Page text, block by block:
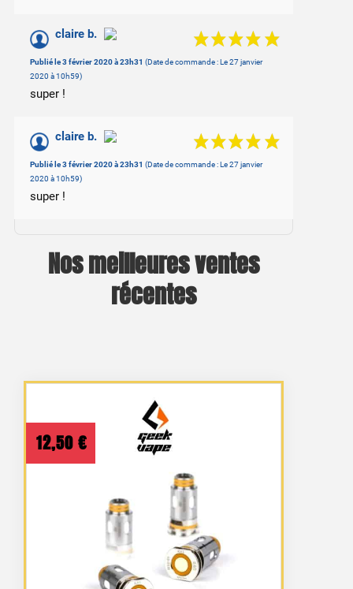
claire b.
Publié le 3 février 2020 à 23h31 (Date de commande : Le 27 janvier
2020 à 10h59)
super !
claire b.
Publié le 3 février 2020 à 23h31 (Date de commande : Le 27 janvier
2020 à 10h59)
super !
Nos meilleures ventes
récentes
12,50 €